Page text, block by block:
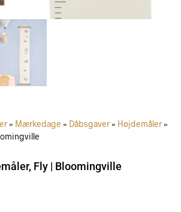
» Mærkedage » Dåbsgaver » Højdemåler »
Fly | Bloomingville